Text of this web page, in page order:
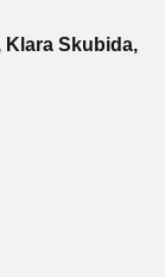
Klara Skubida,